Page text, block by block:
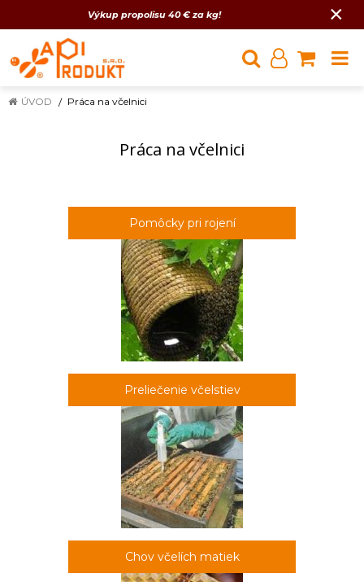
Výkup propolisu 40 € za kg! ×
ÚVOD Práca na včelnici
Práca na včelnici
Pomôcky pri rojení
Preliečenie včelstiev
Chov včelích matiek